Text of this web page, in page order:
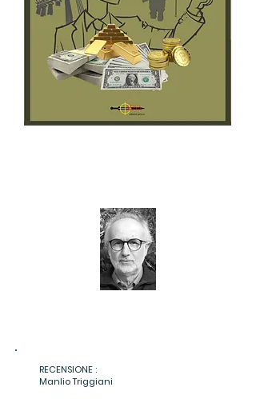
RECENSIONE :
Manlio Triggiani​